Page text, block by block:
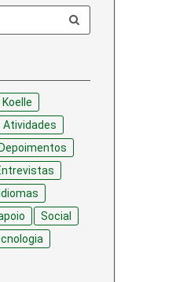
Atividades
Depoimentos
Idiomas
Social